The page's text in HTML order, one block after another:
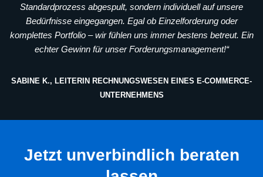
Standardprozess abgespult, sondern individuell auf unsere
Bedürfnisse eingegangen. Egal ob Einzelforderung oder
komplettes Portfolio – wir fühlen uns immer bestens betreut. Ein
echter Gewinn für unser Forderungsmanagement!“
SABINE K., LEITERIN RECHNUNGSWESEN EINES E-COMMERCE-
UNTERNEHMENS
Jetzt unverbindlich beraten